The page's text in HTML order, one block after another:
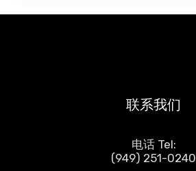
联系我们
电话 Tel:
(949) 251-0240